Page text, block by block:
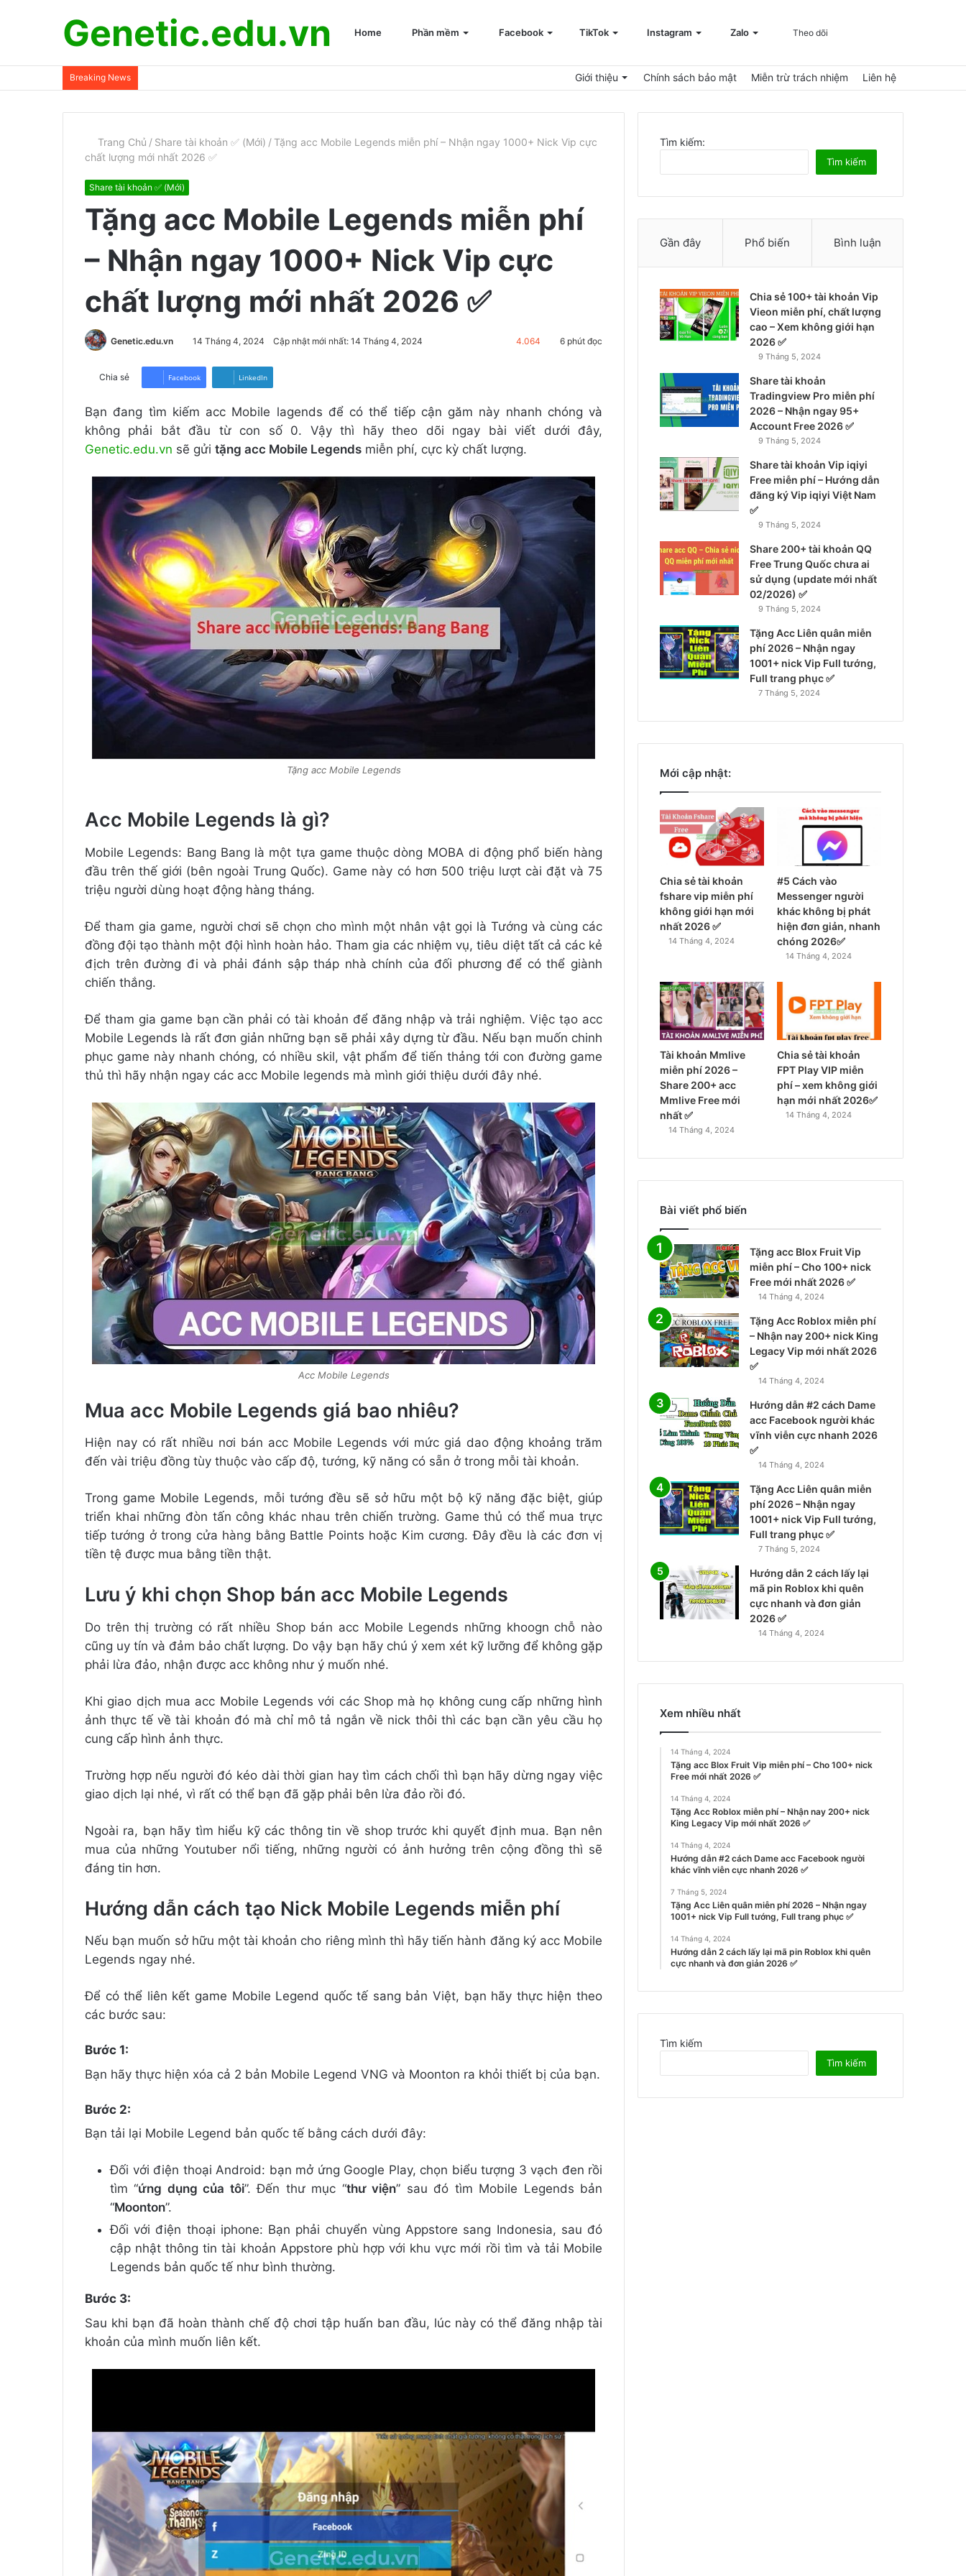
Genetic.edu.vn Home Phần mềm Facebook TikTok Instagram Zalo Theo dõi
Breaking News Giới thiệu Chính sách bảo mật Miễn trừ trách nhiệm Liên hệ
Trang Chủ / Share tài khoản ✅ (Mới) /Tặng acc Mobile Legends miễn phí – Nhận ngay 1000+ Nick Vip cực
chất lượng mới nhất 2026 ✅
Share tài khoản ✅ (Mới)
Tặng acc Mobile Legends miễn phí
– Nhận ngay 1000+ Nick Vip cực
chất lượng mới nhất 2026 ✅
Genetic.edu.vn 14 Tháng 4, 2024 Cập nhật mới nhất: 14 Tháng 4, 2024 4.064 6 phút đọc
Chia sẻ Facebook LinkedIn
Bạn đang tìm kiếm acc Mobile lagends để có thể tiếp cận găm này nhanh chóng và
không phải bắt đầu từ con số 0. Vậy thì hãy theo dõi ngay bài viết dưới đây,
Genetic.edu.vn sẽ gửi tặng acc Mobile Legends miễn phí, cực kỳ chất lượng.
Tặng acc Mobile Legends
Acc Mobile Legends là gì?
Mobile Legends: Bang Bang là một tựa game thuộc dòng MOBA di động phổ biến hàng
đầu trên thế giới (bên ngoài Trung Quốc). Game này có hơn 500 triệu lượt cài đặt và 75
triệu người dùng hoạt động hàng tháng.
Để tham gia game, người chơi sẽ chọn cho mình một nhân vật gọi là Tướng và cùng các
đồng đội tạo thành một đội hình hoàn hảo. Tham gia các nhiệm vụ, tiêu diệt tất cả các kẻ
địch trên đường đi và phải đánh sập tháp nhà chính của đối phương để có thể giành
chiến thắng.
Để tham gia game bạn cần phải có tài khoản để đăng nhập và trải nghiệm. Việc tạo acc
Mobile Legends là rất đơn giản những bạn sẽ phải xây dựng từ đầu. Nếu bạn muốn chinh
phục game này nhanh chóng, có nhiều skil, vật phẩm để tiến thảng tới con đường game
thủ thì hãy nhận ngay các acc Mobile legends mà mình giới thiệu dưới đây nhé.
Acc Mobile Legends
Mua acc Mobile Legends giá bao nhiêu?
Hiện nay có rất nhiều nơi bán acc Mobile Legends với mức giá dao động khoảng trăm
đến vài triệu đồng tùy thuộc vào cấp độ, tướng, kỹ năng có sẵn ở trong mỗi tài khoản.
Trong game Mobile Legends, mỗi tướng đều sẽ sở hữu một bộ kỹ năng đặc biệt, giúp
triển khai những đòn tấn công khác nhau trên chiến trường. Game thủ có thể mua trực
tiếp tướng ở trong cửa hàng bằng Battle Points hoặc Kim cương. Đây đều là các đơn vị
tiền tệ được mua bằng tiền thật.
Lưu ý khi chọn Shop bán acc Mobile Legends
Do trên thị trường có rất nhiều Shop bán acc Mobile Legends những khoogn chỗ nào
cũng uy tín và đảm bảo chất lượng. Do vậy bạn hãy chú ý xem xét kỹ lưỡng để không gặp
phải lừa đảo, nhận được acc không như ý muốn nhé.
Khi giao dịch mua acc Mobile Legends với các Shop mà họ không cung cấp những hình
ảnh thực tế về tài khoản đó mà chỉ mô tả ngắn về nick thôi thì các bạn cần yêu cầu họ
cung cấp hình ảnh thực.
Trường hợp nếu người đó kéo dài thời gian hay tìm cách chối thì bạn hãy dừng ngay việc
giao dịch lại nhé, vì rất có thể bạn đã gặp phải bên lừa đảo rồi đó.
Ngoài ra, bạn hãy tìm hiểu kỹ các thông tin về shop trước khi quyết định mua. Bạn nên
mua của những Youtuber nổi tiếng, những người có ảnh hưởng trên cộng đồng thì sẽ
đáng tin hơn.
Hướng dẫn cách tạo Nick Mobile Legends miễn phí
Nếu bạn muốn sở hữu một tài khoản cho riêng mình thì hãy tiến hành đăng ký acc Mobile
Legends ngay nhé.
Để có thể liên kết game Mobile Legend quốc tế sang bản Việt, bạn hãy thực hiện theo
các bước sau:
Bước 1:
Bạn hãy thực hiện xóa cả 2 bản Mobile Legend VNG và Moonton ra khỏi thiết bị của bạn.
Bước 2:
Bạn tải lại Mobile Legend bản quốc tế bằng cách dưới đây:
Đối với điện thoại Android: bạn mở ứng Google Play, chọn biểu tượng 3 vạch đen rồi
tìm “ứng dụng của tôi”. Đến thư mục “thư viện” sau đó tìm Mobile Legends bản
“Moonton”.
Đối với điện thoại iphone: Bạn phải chuyển vùng Appstore sang Indonesia, sau đó
cập nhật thông tin tài khoản Appstore phù hợp với khu vực mới rồi tìm và tải Mobile
Legends bản quốc tế như bình thường.
Bước 3:
Sau khi bạn đã hoàn thành chế độ chơi tập huấn ban đầu, lúc này có thể đăng nhập tài
khoản của mình muốn liên kết.
Tìm kiếm:
Tìm kiếm
Gần đây Phổ biến Bình luận
Chia sẻ 100+ tài khoản Vip
Vieon miễn phí, chất lượng
cao – Xem không giới hạn
2026 ✅
9 Tháng 5, 2024
Share tài khoản
Tradingview Pro miễn phí
2026 – Nhận ngay 95+
Account Free 2026 ✅
9 Tháng 5, 2024
Share tài khoản Vip iqiyi
Free miễn phí – Hướng dẫn
đăng ký Vip iqiyi Việt Nam
✅
9 Tháng 5, 2024
Share 200+ tài khoản QQ
Free Trung Quốc chưa ai
sử dụng (update mới nhất
02/2026) ✅
9 Tháng 5, 2024
Tặng Acc Liên quân miễn
phí 2026 – Nhận ngay
1001+ nick Vip Full tướng,
Full trang phục ✅
7 Tháng 5, 2024
Mới cập nhật:
Chia sẻ tài khoản
fshare vip miễn phí
không giới hạn mới
nhất 2026 ✅
14 Tháng 4, 2024
#5 Cách vào
Messenger người
khác không bị phát
hiện đơn giản, nhanh
chóng 2026✅
14 Tháng 4, 2024
Tài khoản Mmlive
miễn phí 2026 –
Share 200+ acc
Mmlive Free mới
nhất ✅
14 Tháng 4, 2024
Chia sẻ tài khoản
FPT Play VIP miễn
phí – xem không giới
hạn mới nhất 2026✅
14 Tháng 4, 2024
Bài viết phổ biến
Tặng acc Blox Fruit Vip
miễn phí – Cho 100+ nick
Free mới nhất 2026 ✅
14 Tháng 4, 2024
Tặng Acc Roblox miễn phí
– Nhận nay 200+ nick King
Legacy Vip mới nhất 2026
✅
14 Tháng 4, 2024
Hướng dẫn #2 cách Dame
acc Facebook người khác
vĩnh viễn cực nhanh 2026
✅
14 Tháng 4, 2024
Tặng Acc Liên quân miễn
phí 2026 – Nhận ngay
1001+ nick Vip Full tướng,
Full trang phục ✅
7 Tháng 5, 2024
Hướng dẫn 2 cách lấy lại
mã pin Roblox khi quên
cực nhanh và đơn giản
2026 ✅
14 Tháng 4, 2024
Xem nhiều nhất
14 Tháng 4, 2024
Tặng acc Blox Fruit Vip miễn phí – Cho 100+ nick
Free mới nhất 2026 ✅
14 Tháng 4, 2024
Tặng Acc Roblox miễn phí – Nhận nay 200+ nick
King Legacy Vip mới nhất 2026 ✅
14 Tháng 4, 2024
Hướng dẫn #2 cách Dame acc Facebook người
khác vĩnh viễn cực nhanh 2026 ✅
7 Tháng 5, 2024
Tặng Acc Liên quân miễn phí 2026 – Nhận ngay
1001+ nick Vip Full tướng, Full trang phục ✅
14 Tháng 4, 2024
Hướng dẫn 2 cách lấy lại mã pin Roblox khi quên
cực nhanh và đơn giản 2026 ✅
Tìm kiếm
Tìm kiếm